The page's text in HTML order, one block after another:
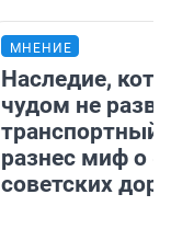
МНЕНИЕ
Наследие,
чудом не
транспортный
разнес миф о
советских